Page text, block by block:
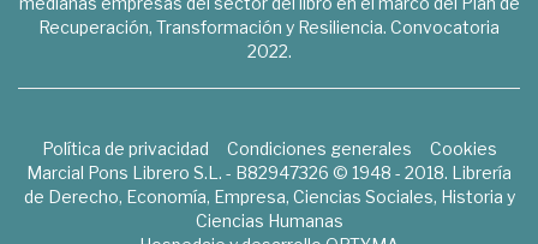
Recuperación, Transformación y Resiliencia. Convocatoria
2022.
Política de privacidad Condiciones generales
Cookies
Marcial Pons Librero S.L. - B82947326 © 1948 - 2018. Librería
de Derecho, Economía, Empresa, Ciencias Sociales, Historia y
Ciencias Humanas